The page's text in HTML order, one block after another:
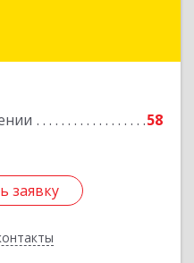
58
заявку
Славянский р-н,
заявку